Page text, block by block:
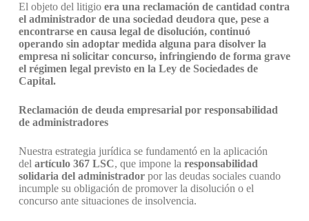
El objeto del litigio era una reclamación de cantidad contra
el administrador de una sociedad deudora que, pese a
encontrarse en causa legal de disolución, continuó
operando sin adoptar medida alguna para disolver la
empresa ni solicitar concurso, infringiendo de forma grave
el régimen legal previsto en la Ley de Sociedades de
Capital.
Reclamación de deuda empresarial por responsabilidad
de administradores
Nuestra estrategia jurídica se fundamentó en la aplicación
del artículo 367 LSC, que impone la responsabilidad
solidaria del administradorpor las deudas sociales cuando
incumple su obligación de promover la disolución o el
concurso ante situaciones de insolvencia.